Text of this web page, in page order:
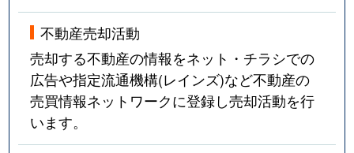
不動産売却活動
売却する不動産の情報をネット・チラシでの
広告や指定流通機構(レインズ)など不動産の
売買情報ネットワークに登録し売却活動を行
います。